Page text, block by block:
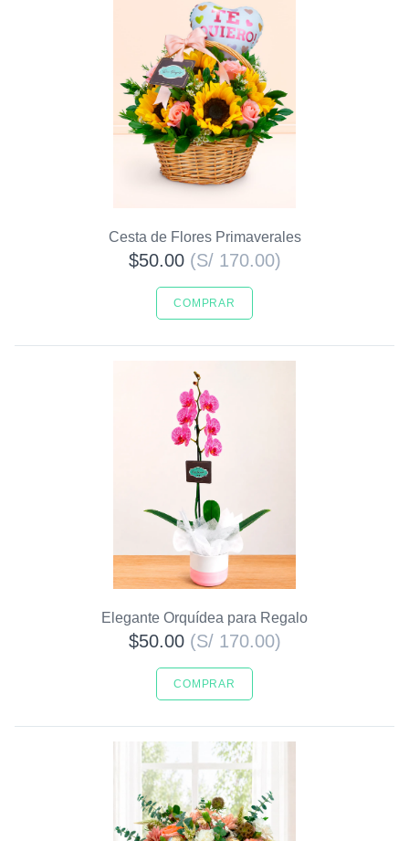
Cesta de Flores Primaverales
$50.00 (S/ 170.00)
COMPRAR
Elegante Orquídea para Regalo
$50.00 (S/ 170.00)
COMPRAR